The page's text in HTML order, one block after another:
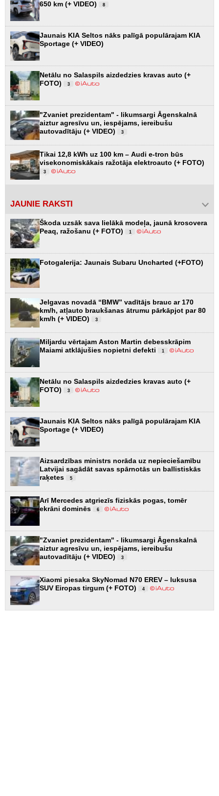
650 km (+ VIDEO) 8
Jaunais KIA Seltos nāks palīgā populārajam KIA
Sportage (+ VIDEO)
Netālu no Salaspils aizdedzies kravas auto (+
FOTO)
3
"Zvaniet prezidentam" - likumsargi Āgenskalnā
aiztur agresīvu un, iespējams, iereibušu
autovadītāju (+ VIDEO)
3
Tikai 12,8 kWh uz 100 km – Audi e-tron būs
visekonomiskākais ražotāja elektroauto (+ FOTO)
3
JAUNIE RAKSTI
Škoda uzsāk sava lielākā modeļa, jaunā krosovera
Peaq, ražošanu (+ FOTO)
1
Fotogalerija: Jaunais Subaru Uncharted (+FOTO)
Jelgavas novadā “BMW” vadītājs brauc ar 170
km/h, atļauto braukšanas ātrumu pārkāpjot par 80
km/h (+ VIDEO)
3
Miljardu vērtajam Aston Martin debesskrāpim
Maiami atklājušies nopietni defekti
1
Netālu no Salaspils aizdedzies kravas auto (+
FOTO)
3
Jaunais KIA Seltos nāks palīgā populārajam KIA
Sportage (+ VIDEO)
Aizsardzības ministrs norāda uz nepieciešamību
Latvijai sagādāt savas spārnotās un ballistiskās
raķetes
5
Arī Mercedes atgriezīs fiziskās pogas, tomēr
ekrāni dominēs
6
"Zvaniet prezidentam" - likumsargi Āgenskalnā
aiztur agresīvu un, iespējams, iereibušu
autovadītāju (+ VIDEO)
3
Xiaomi piesaka SkyNomad N70 EREV – luksusa
SUV Eiropas tirgum (+ FOTO)
4